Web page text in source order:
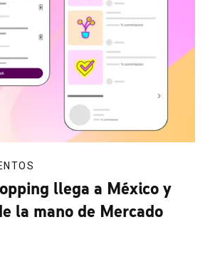
llega a México y
la mano de Mercado